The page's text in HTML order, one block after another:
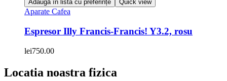
Adaugă în lista cu preferințe Quick view
Aparate Cafea
Espresor Illy Francis-Francis! Y3.2, rosu
lei750.00
Locatia noastra fizica